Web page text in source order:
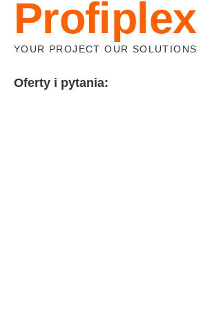
Profiplex
YOUR PROJECT OUR SOLUTIONS
Oferty i pytania: